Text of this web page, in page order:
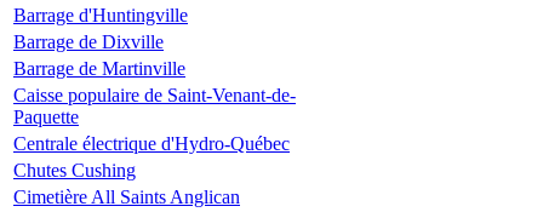
Barrage d'Huntingville
Barrage de Dixville
Barrage de Martinville
Caisse populaire de Saint-Venant-de-
Paquette
Centrale électrique d'Hydro-Québec
Chutes Cushing
Cimetière All Saints Anglican